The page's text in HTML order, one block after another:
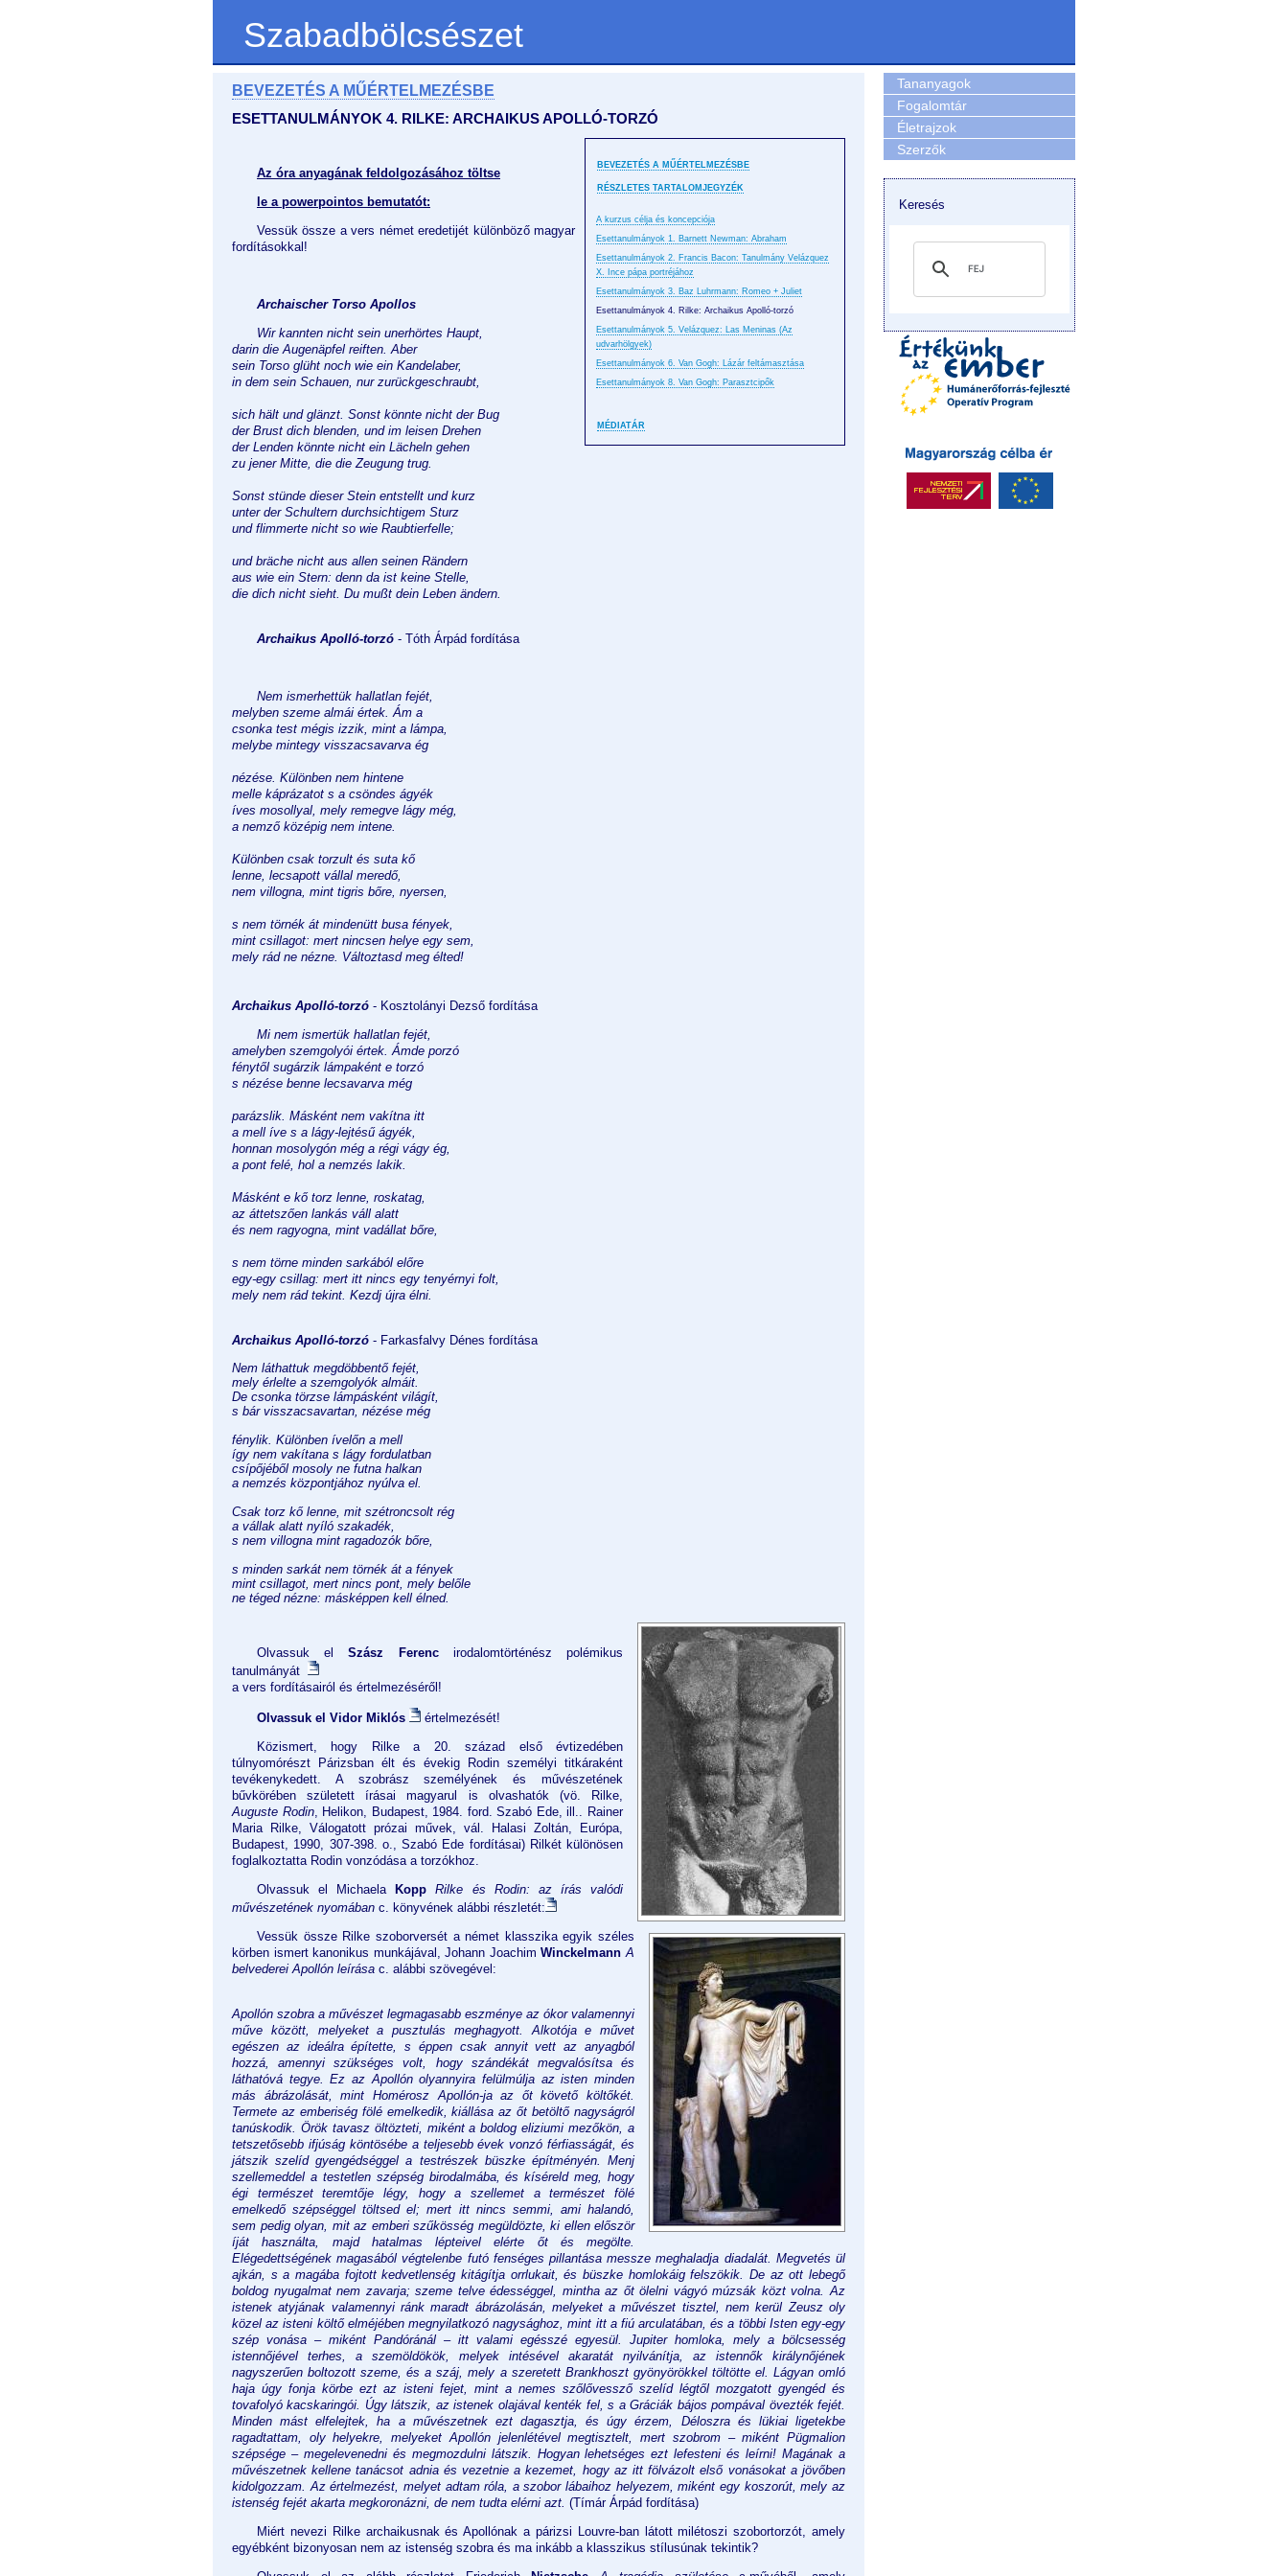
Szabadbölcsészet
BEVEZETÉS A MŰÉRTELMEZÉSBE
ESETTANULMÁNYOK 4. RILKE: ARCHAIKUS APOLLÓ-TORZÓ
BEVEZETÉS A MŰÉRTELMEZÉSBE
RÉSZLETES TARTALOMJEGYZÉK
A kurzus célja és koncepciója
Esettanulmányok 1. Barnett Newman: Abraham
Esettanulmányok 2. Francis Bacon: Tanulmány Velázquez
X. Ince pápa portréjához
Esettanulmányok 3. Baz Luhrmann: Romeo + Juliet
Esettanulmányok 4. Rilke: Archaikus Apolló-torzó
Esettanulmányok 5. Velázquez: Las Meninas (Az
udvarhölgyek)
Esettanulmányok 6. Van Gogh: Lázár feltámasztása
Esettanulmányok 8. Van Gogh: Parasztcipők
MÉDIATÁR
Az óra anyagának feldolgozásához töltse
le a powerpointos bemutatót:
Vessük össze a vers német eredetijét különböző magyar
fordításokkal!
Archaischer Torso Apollos
Wir kannten nicht sein unerhörtes Haupt,
darin die Augenäpfel reiften. Aber
sein Torso glüht noch wie ein Kandelaber,
in dem sein Schauen, nur zurückgeschraubt,
sich hält und glänzt. Sonst könnte nicht der Bug
der Brust dich blenden, und im leisen Drehen
der Lenden könnte nicht ein Lächeln gehen
zu jener Mitte, die die Zeugung trug.
Sonst stünde dieser Stein entstellt und kurz
unter der Schultern durchsichtigem Sturz
und flimmerte nicht so wie Raubtierfelle;
und bräche nicht aus allen seinen Rändern
aus wie ein Stern: denn da ist keine Stelle,
die dich nicht sieht. Du mußt dein Leben ändern.
Archaikus Apolló-torzó - Tóth Árpád fordítása
Nem ismerhettük hallatlan fejét,
melyben szeme almái értek. Ám a
csonka test mégis izzik, mint a lámpa,
melybe mintegy visszacsavarva ég
nézése. Különben nem hintene
melle káprázatot s a csöndes ágyék
íves mosollyal, mely remegve lágy még,
a nemző középig nem intene.
Különben csak torzult és suta kő
lenne, lecsapott vállal meredő,
nem villogna, mint tigris bőre, nyersen,
s nem törnék át mindenütt busa fények,
mint csillagot: mert nincsen helye egy sem,
mely rád ne nézne. Változtasd meg élted!
Archaikus Apolló-torzó - Kosztolányi Dezső fordítása
Mi nem ismertük hallatlan fejét,
amelyben szemgolyói értek. Ámde porzó
fénytől sugárzik lámpaként e torzó
s nézése benne lecsavarva még
parázslik. Másként nem vakítna itt
a mell íve s a lágy-lejtésű ágyék,
honnan mosolygón még a régi vágy ég,
a pont felé, hol a nemzés lakik.
Másként e kő torz lenne, roskatag,
az áttetszően lankás váll alatt
és nem ragyogna, mint vadállat bőre,
s nem törne minden sarkából előre
egy-egy csillag: mert itt nincs egy tenyérnyi folt,
mely nem rád tekint. Kezdj újra élni.
Archaikus Apolló-torzó - Farkasfalvy Dénes fordítása
Nem láthattuk megdöbbentő fejét,
mely érlelte a szemgolyók almáit.
De csonka törzse lámpásként világít,
s bár visszacsavartan, nézése még
fénylik. Különben ívelőn a mell
így nem vakítana s lágy fordulatban
csípőjéből mosoly ne futna halkan
a nemzés központjához nyúlva el.
Csak torz kő lenne, mit szétroncsolt rég
a vállak alatt nyíló szakadék,
s nem villogna mint ragadozók bőre,
s minden sarkát nem törnék át a fények
mint csillagot, mert nincs pont, mely belőle
ne téged nézne: másképpen kell élned.
Olvassuk elSzász Ferencirodalomtörténész polémikus
tanulmányát
a vers fordításairól és értelmezéséről!
Olvassuk el Vidor Miklós
értelmezését!
Közismert, hogy Rilke a 20. század első évtizedében
túlnyomórészt Párizsban élt és évekig Rodin személyi titkáraként
tevékenykedett. A szobrász személyének és művészetének
bűvkörében született írásai magyarul is olvashatók (vö. Rilke,
Auguste Rodin, Helikon, Budapest, 1984. ford. Szabó Ede, ill.. Rainer
Maria Rilke, Válogatott prózai művek, vál. Halasi Zoltán, Európa,
Budapest, 1990, 307-398. o., Szabó Ede fordításai) Rilkét különösen
foglalkoztatta Rodin vonzódása a torzókhoz.
Olvassuk el Michaela
Kopp
Rilke és Rodin: az írás valódi
művészetének nyomában c. könyvének alábbi részletét:
Vessük össze Rilke szoborversét a német klasszika egyik széles
körben ismert kanonikus munkájával, Johann JoachimWinckelmann A
belvederei Apollón leírása c. alábbi szövegével:
Apollón szobra a művészet legmagasabb eszménye az ókor valamennyi
műve között, melyeket a pusztulás meghagyott. Alkotója e művet
egészen az ideálra építette, s éppen csak annyit vett az anyagból
hozzá, amennyi szükséges volt, hogy szándékát megvalósítsa és
láthatóvá tegye. Ez az Apollón olyannyira felülmúlja az isten minden
más ábrázolását, mint Homérosz Apollón-ja az őt követő költőkét.
Termete az emberiség fölé emelkedik, kiállása az őt betöltő nagyságról
tanúskodik. Örök tavasz öltözteti, miként a boldog eliziumi mezőkön, a
tetszetősebb ifjúság köntösébe a teljesebb évek vonzó férfiasságát, és
játszik szelíd gyengédséggel a testrészek büszke építményén. Menj
szellemeddel a testetlen szépség birodalmába, és kíséreld meg, hogy
égi természet teremtője légy, hogy a szellemet a természet fölé
emelkedő szépséggel töltsed el; mert itt nincs semmi, ami halandó,
sem pedig olyan, mit az emberi szűkösség megüldözte, ki ellen először
íját használta, majd hatalmas lépteivel elérte őt és megölte.
Elégedettségének magasából végtelenbe futó fenséges pillantása messze meghaladja diadalát. Megvetés ül
ajkán, s a magába fojtott kedvetlenség kitágítja orrlukait, és büszke homlokáig felszökik. De az ott lebegő
boldog nyugalmat nem zavarja; szeme telve édességgel, mintha az őt ölelni vágyó múzsák közt volna. Az
istenek atyjának valamennyi ránk maradt ábrázolásán, melyeket a művészet tisztel, nem kerül Zeusz oly
közel az isteni költő elméjében megnyilatkozó nagysághoz, mint itt a fiú arculatában, és a többi Isten egy-egy
szép vonása – miként Pandóránál – itt valami egésszé egyesül. Jupiter homloka, mely a bölcsesség
istennőjével terhes, a szemöldökök, melyek intésével akaratát nyilvánítja, az istennők királynőjének
nagyszerűen boltozott szeme, és a száj, mely a szeretett Brankhoszt gyönyörökkel töltötte el. Lágyan omló
haja úgy fonja körbe ezt az isteni fejet, mint a nemes szőlővessző szelíd légtől mozgatott gyengéd és
tovafolyó kacskaringói. Úgy látszik, az istenek olajával kenték fel, s a Gráciák bájos pompával övezték fejét.
Minden mást elfelejtek, ha a művészetnek ezt dagasztja, és úgy érzem, Déloszra és lükiai ligetekbe
ragadtattam, oly helyekre, melyeket Apollón jelenlétével megtisztelt, mert szobrom – miként Pügmalion
szépsége – megelevenedni és megmozdulni látszik. Hogyan lehetséges ezt lefesteni és leírni! Magának a
művészetnek kellene tanácsot adnia és vezetnie a kezemet, hogy az itt fölvázolt első vonásokat a jövőben
kidolgozzam. Az értelmezést, melyet adtam róla, a szobor lábaihoz helyezem, miként egy koszorút, mely az
istenség fejét akarta megkoronázni, de nem tudta elérni azt. (Tímár Árpád fordítása)
Miért nevezi Rilke archaikusnak és Apollónak a párizsi Louvre-ban látott milétoszi szobortorzót, amely
egyébként bizonyosan nem az istenség szobra és ma inkább a klasszikus stílusúnak tekintik?
Tananyagok
Fogalomtár
Életrajzok
Szerzők
Keresés